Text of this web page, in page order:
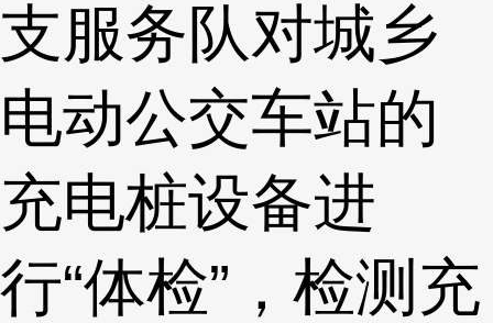
支服务队对城乡
电动公交车站的
充电桩设备进
行“体检”，检测充